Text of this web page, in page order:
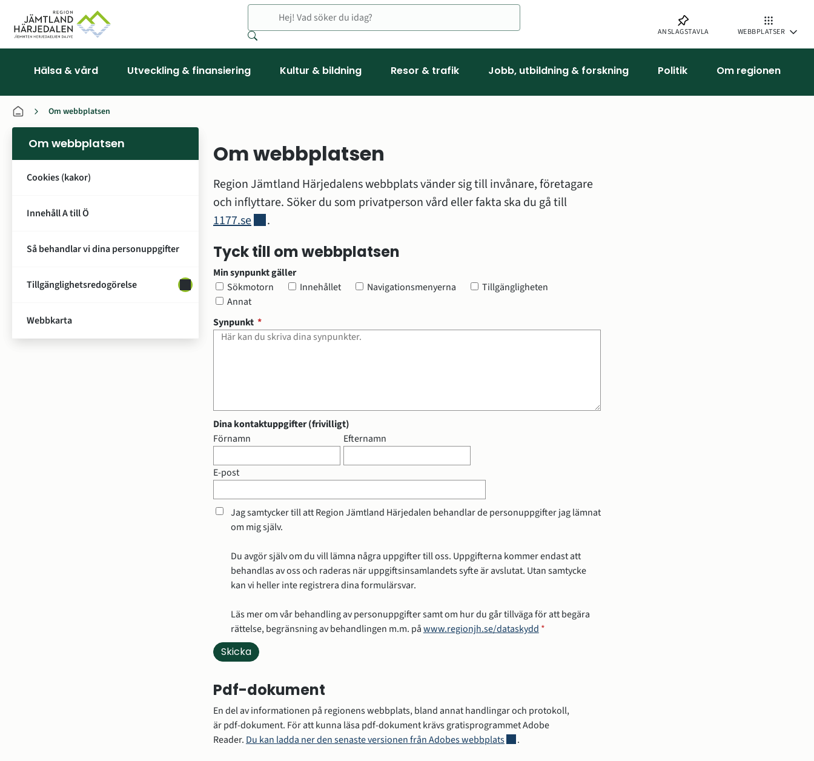
ANSLAGSTAVLA WEBBPLATSER
Hälsa & vård Utveckling & finansiering Kultur & bildning Resor & trafik Jobb, utbildning & forskning Politik Om regionen
Om webbplatsen
Om webbplatsen
Cookies (kakor)
Innehåll A till Ö
Så behandlar vi dina personuppgifter
Tillgänglighetsredogörelse Undersidor för Tillgänglighetsredogörelse
Webbkarta
Om webbplatsen
Region Jämtland Härjedalens webbplats vänder sig till invånare, företagare
1177.seLänk till annan webbplats.
.
Tyck till om webbplatsen
Min synpunkt gäller
Min synpunkt gäller
Sökmotorn
Annat
Innehållet Navigationsmenyerna Tillgängligheten
Synpunkt *(obligatorisk)
Dina kontaktuppgifter (frivilligt)
Dina kontaktuppgifter (frivilligt)
Förnamn Efternamn
E-post
Jag samtycker till att Region Jämtland Härjedalen behandlar de personuppgifter jag lämnat
om mig själv.
Du avgör själv om du vill lämna några uppgifter till oss. Uppgifterna kommer endast att
behandlas av oss och raderas när uppgiftsinsamlandets syfte är avslutat. Utan samtycke
kan vi heller inte registrera dina formulärsvar.
Läs mer om vår behandling av personuppgifter samt om hur du går tillväga för att begära
rättelse, begränsning av behandlingen m.m. påwww.regionjh.se/dataskydd *
Pdf-dokument
En del av informationen på regionens webbplats, bland annat handlingar och protokoll,
är pdf-dokument. För att kunna läsa pdf-dokument krävs gratisprogrammet Adobe
Reader. Du kan ladda ner den senaste versionen från Adobes webbplatsLänk till annan webbplats, öppnas i nytt fönster.
.